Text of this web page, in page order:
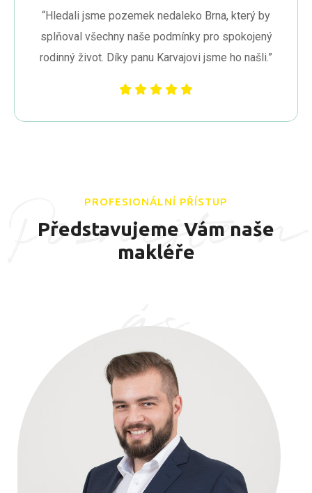
“Hledali jsme pozemek nedaleko Brna, který by
splňoval všechny naše podmínky pro spokojený
rodinný život. Díky panu Karvajovi jsme ho našli.”
Poznejte n
ás
PROFESIONÁLNÍ PŘÍSTUP
Představujeme Vám naše
makléře